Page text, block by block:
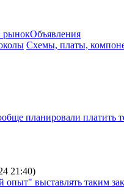
Объявления
Схемы, платы,
планировали платить
21:40)
выставлять таким